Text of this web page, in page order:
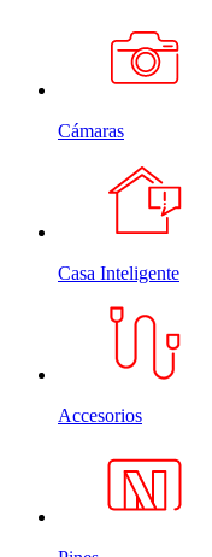
Cámaras
Casa Inteligente
Accesorios